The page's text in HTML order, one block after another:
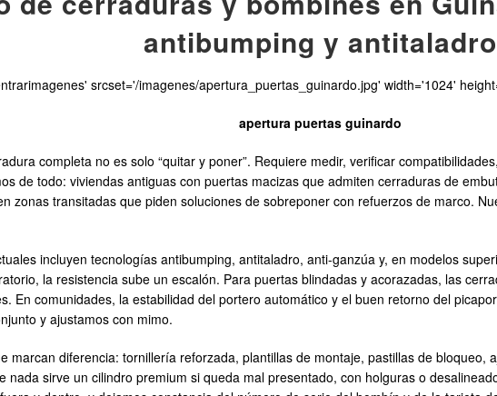
antibumping y antitaladro
srcset='/imagenes/apertura_puertas_guinardo.jpg' width='1024'
apertura puertas guinardo
completa no es solo “quitar y poner”. Requiere medir, verificar
de todo: viviendas antiguas con puertas macizas que admiten cerraduras de
zonas transitadas que piden soluciones de sobreponer con refuerzos de marco.
incluyen tecnologías antibumping, antitaladro, anti-ganzúa y, en modelos
la resistencia sube un escalón. Para puertas blindadas y acorazadas, las
En comunidades, la estabilidad del portero automático y el buen retorno del
y ajustamos con mimo.
marcan diferencia: tornillería reforzada, plantillas de montaje, pastillas de bloqueo,
nada sirve un cilindro premium si queda mal presentado, con holguras o